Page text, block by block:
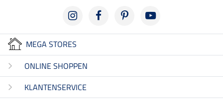
MEGA STORES
ONLINE SHOPPEN
KLANTENSERVICE